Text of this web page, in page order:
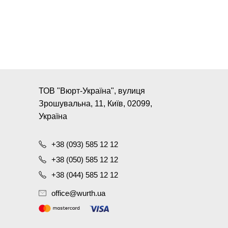
ТОВ "Вюрт-Україна", вулиця
Зрошувальна, 11, Київ, 02099,
Україна
+38 (093) 585 12 12
+38 (050) 585 12 12
+38 (044) 585 12 12
office@wurth.ua